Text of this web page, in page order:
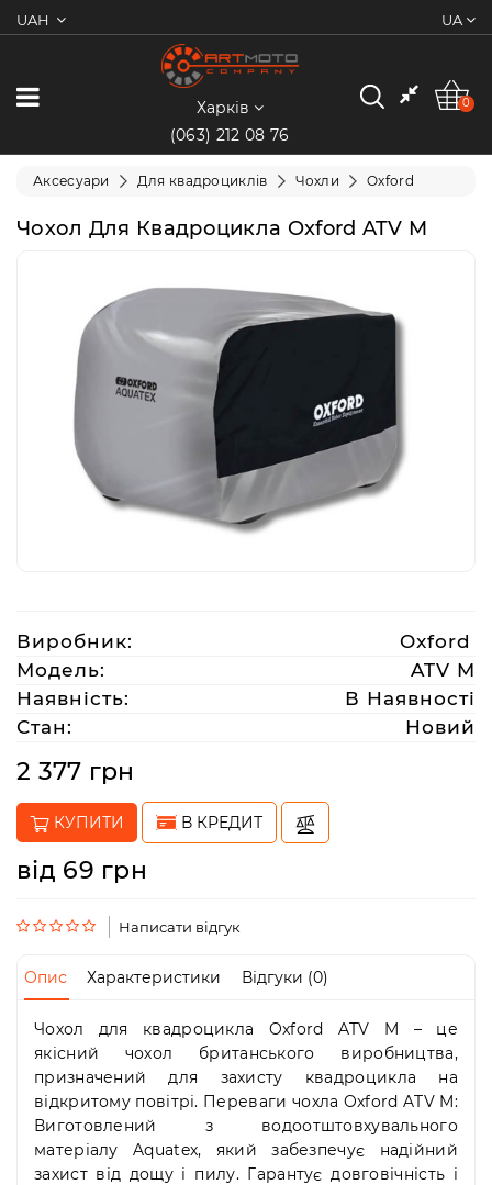
UAH UA
0
Категорії
Мотоцикли
Електротранспорт
Екіпіювання
Запчастини
Харків
(063)
212
08
76
роботи:
Пн-
09:00
-
19:00
Сб
10:00
-
19:00
Харків
(063) 212 08 76
0
Аксесуари Для квадроциклів Чохли Oxford
Чохол Для Квадроцикла Oxford ATV M
Виробник:
Oxford
Модель:
ATV M
Наявність:
В Наявності
Стан:
Новий
2 377 грн
КУПИТИ В КРЕДИТ
від 69 грн
Написати відгук
Опис Характеристики Відгуки (0)
Чохол для квадроцикла Oxford ATV M – це
якісний чохол британського виробництва,
призначений для захисту квадроцикла на
відкритому повітрі. Переваги чохла Oxford ATV M:
Виготовлений з водоотштовхувального
матеріалу Aquatex, який забезпечує надійний
захист від дощу і пилу. Гарантує довговічність і